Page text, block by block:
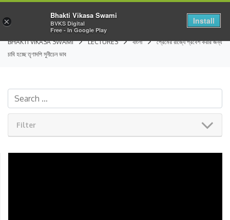
BHAKTI VIKASA SWAMI LECTURES বাংলা
প্রেমের রাজ্যে প্রবেশ করার জন্য
চাবি হচ্ছে তৃণাদপি সুনীচেন ভাব
Filter
×
Bhakti Vikasa Swami
BVKS Digital
Free - In Google Play
Install